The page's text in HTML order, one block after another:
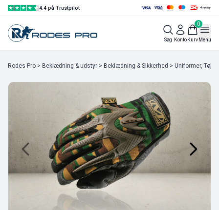
4.4 på Trustpilot
Søg Konto
0
KurvMenu
Rodes Pro > Beklædning & udstyr > Beklædning & Sikkerhed > Uniformer, Tøj &